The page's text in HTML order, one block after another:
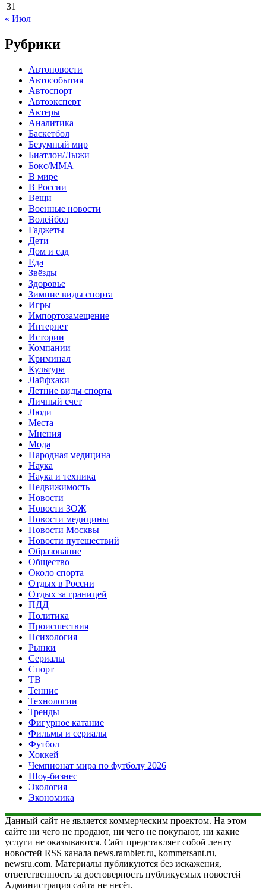
31
« Июл
Рубрики
Автоновости
Автособытия
Автоспорт
Автоэксперт
Актеры
Аналитика
Баскетбол
Безумный мир
Биатлон/Лыжи
Бокс/MMA
В мире
В России
Вещи
Военные новости
Волейбол
Гаджеты
Дети
Дом и сад
Еда
Звёзды
Здоровье
Зимние виды спорта
Игры
Импортозамещение
Интернет
Истории
Компании
Криминал
Культура
Лайфхаки
Летние виды спорта
Личный счет
Люди
Места
Мнения
Мода
Народная медицина
Наука
Наука и техника
Недвижимость
Новости
Новости ЗОЖ
Новости медицины
Новости Москвы
Новости путешествий
Образование
Общество
Около спорта
Отдых в России
Отдых за границей
ПДД
Политика
Происшествия
Психология
Рынки
Сериалы
Спорт
ТВ
Теннис
Технологии
Тренды
Фигурное катание
Фильмы и сериалы
Футбол
Хоккей
Чемпионат мира по футболу 2026
Шоу-бизнес
Экология
Экономика
Данный сайт не является коммерческим проектом. На этом
сайте ни чего не продают, ни чего не покупают, ни какие
услуги не оказываются. Сайт представляет собой ленту
новостей RSS канала news.rambler.ru, kommersant.ru,
newsru.com. Материалы публикуются без искажения,
ответственность за достоверность публикуемых новостей
Администрация сайта не несёт.